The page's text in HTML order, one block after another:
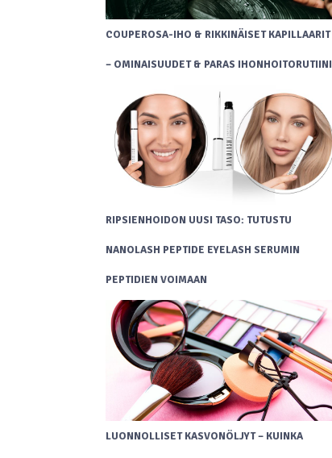
COUPEROSA-IHO & RIKKINÄISET KAPILLAARIT
– OMINAISUUDET & PARAS IHONHOITORUTIINI
RIPSIENHOIDON UUSI TASO: TUTUSTU
NANOLASH PEPTIDE EYELASH SERUMIN
PEPTIDIEN VOIMAAN
LUONNOLLISET KASVONÖLJYT – KUINKA